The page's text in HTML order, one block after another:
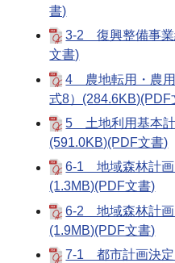
書)
3-2 復興整備事業
文書)
4 農地転用・農用
式8）(284.6KB)(PDF
5 土地利用基本
(591.0KB)(PDF文書)
6-1 地域森林計画
(1.3MB)(PDF文書)
6-2 地域森林計画
(1.9MB)(PDF文書)
7-1 都市計画決定